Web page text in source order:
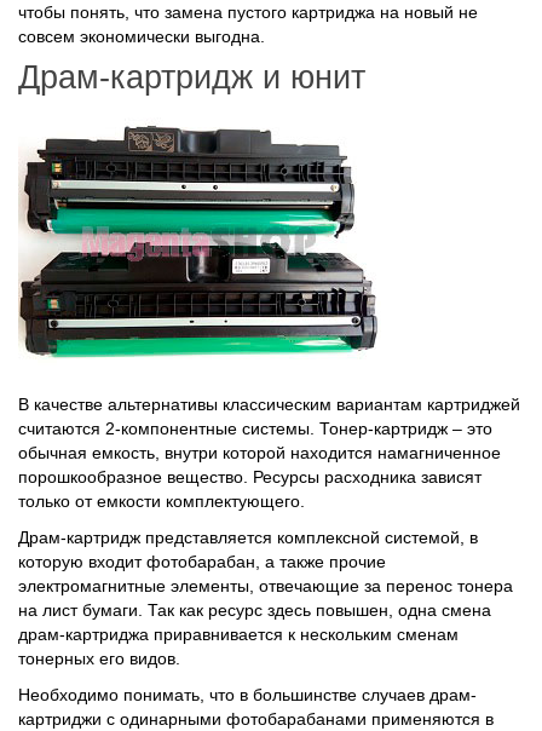
чтобы понять, что замена пустого картриджа на новый не
совсем экономически выгодна.
Драм-картридж и юнит
В качестве альтернативы классическим вариантам картриджей
считаются 2-компонентные системы. Тонер-картридж – это
обычная емкость, внутри которой находится намагниченное
порошкообразное вещество. Ресурсы расходника зависят
только от емкости комплектующего.
Драм-картридж представляется комплексной системой, в
которую входит фотобарабан, а также прочие
электромагнитные элементы, отвечающие за перенос тонера
на лист бумаги. Так как ресурс здесь повышен, одна смена
драм-картриджа приравнивается к нескольким сменам
тонерных его видов.
Необходимо понимать, что в большинстве случаев драм-
картриджи с одинарными фотобарабанами применяются в